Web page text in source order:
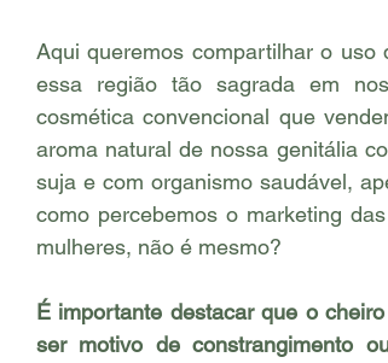
Aqui queremos compartilhar o uso
essa região tão sagrada em
cosmética convencional que
aroma natural de nossa genitália
suja e com organismo saudável,
como percebemos o marketing
mulheres, não é mesmo?
É importante destacar que o
ser motivo de constrangimento